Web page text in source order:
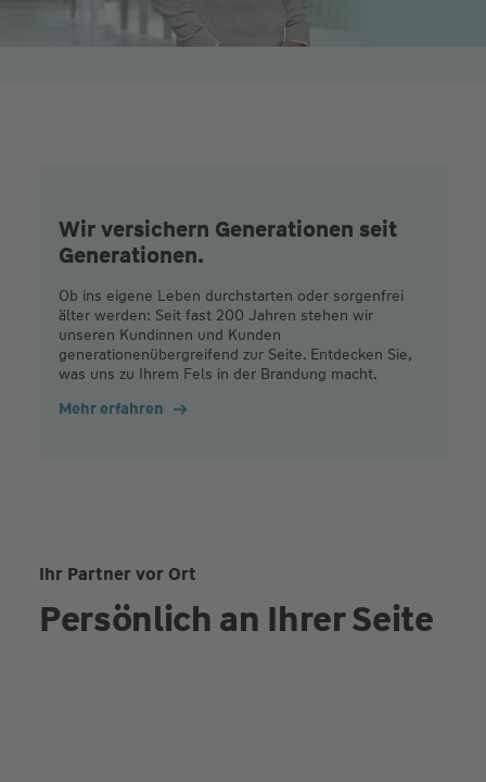
Wir versichern Generationen seit
Generationen.
Ob ins eigene Leben durchstarten oder sorgenfrei
älter werden: Seit fast 200 Jahren stehen wir
unseren Kundinnen und Kunden
generationenübergreifend zur Seite. Entdecken Sie,
was uns zu Ihrem Fels in der Brandung macht.
Mehr erfahren
Ihr Partner vor Ort
Persönlich an Ihrer Seite